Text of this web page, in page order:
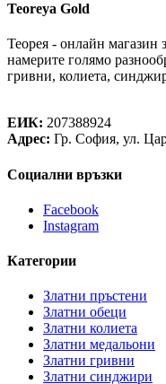
Teoreya Gold
Теорея - онлайн магазин
намерите голямо
гривни, колиета,
ЕИК: 207388924
Адрес: Гр. София, ул.
Социални връзки
Facebook
Instagram
Категории
Златни пръстени
Златни обеци
Златни колиета
Златни медальони
Златни гривни
Златни синджири